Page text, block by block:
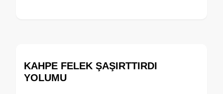
KAHPE FELEK ŞAŞIRTTIRDI
YOLUMU